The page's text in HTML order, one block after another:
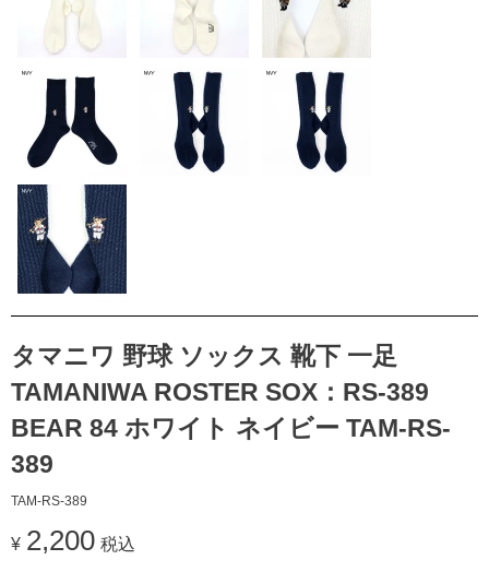
タマニワ 野球 ソックス 靴下 一足
TAMANIWA ROSTER SOX：RS-389
BEAR 84 ホワイト ネイビー TAM-RS-
389
TAM-RS-389
¥ 2,200 税込